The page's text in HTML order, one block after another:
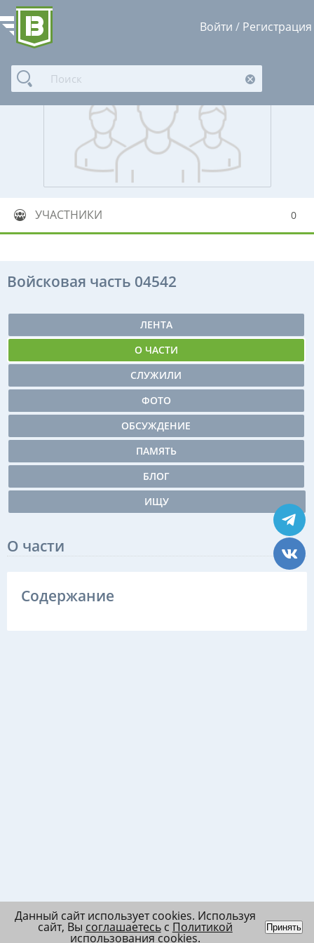
Войти / Регистрация
УЧАСТНИКИ 0
Войсковая часть 04542
ЛЕНТА
О ЧАСТИ
СЛУЖИЛИ
ФОТО
ОБСУЖДЕНИЕ
ПАМЯТЬ
БЛОГ
ИЩУ
О части
Содержание
Данный сайт использует cookies. Используя
сайт, Вы соглашаетесьс Политикой
использования cookies.
Принять